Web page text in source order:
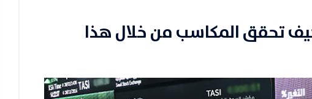
تحقق المكاسب من خلال هذا